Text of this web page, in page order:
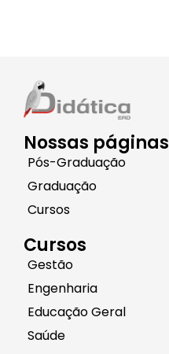
Nossas páginas
Pós-Graduação
Graduação
Cursos
Cursos
Gestão
Engenharia
Educação Geral
Saúde